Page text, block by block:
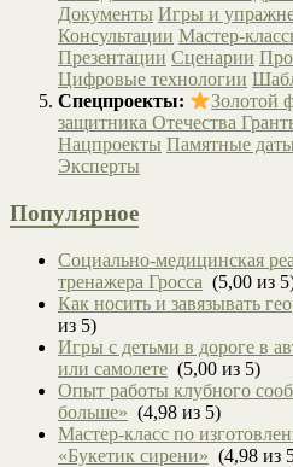
Документы Игры и
Консультации Мастер-
Презентации Сценарии
Цифровые технологии
Спецпроекты:
Золотой
защитника Отечества
Нацпроекты Памятные даты
Эксперты
Популярное
Социально-медицинская
тренажера Гросса (5,00 из
Как носить и завязывать
из 5)
Игры с детьми в дороге в
или самолете (5,00 из 5)
Опыт работы клубного
больше» (4,98 из 5)
Мастер-класс по
«Букетик сирени» (4,98 из